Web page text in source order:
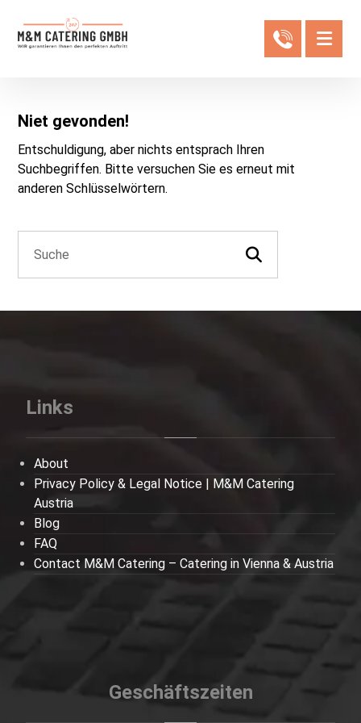
Niet gevonden!
Entschuldigung, aber nichts entsprach Ihren
Suchbegriffen. Bitte versuchen Sie es erneut mit
anderen Schlüsselwörtern.
Links
About
Privacy Policy & Legal Notice | M&M Catering
Austria
Blog
FAQ
Contact M&M Catering – Catering in Vienna & Austria
Geschäftszeiten